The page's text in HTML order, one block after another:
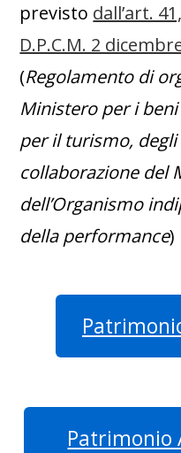
previsto dall’art.
D.P.C.M. 2
(Regolamento di
Ministero per i
per il turismo,
collaborazione del
dell’Organismo
della performance)
Patrimonio